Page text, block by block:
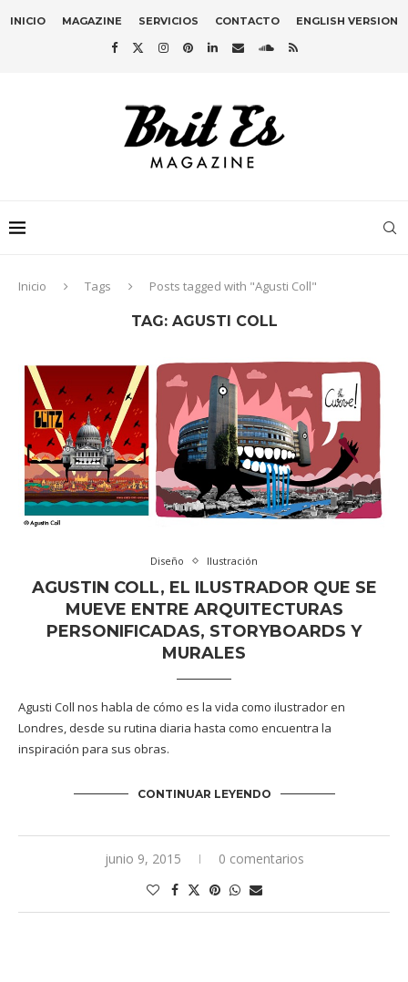
INICIO MAGAZINE SERVICIOS CONTACTO ENGLISH VERSION
Inicio Tags Posts tagged with "Agusti Coll"
TAG: AGUSTI COLL
Diseño Ilustración
AGUSTIN COLL, EL ILUSTRADOR QUE SE
MUEVE ENTRE ARQUITECTURAS
PERSONIFICADAS, STORYBOARDS Y
MURALES
Agusti Coll nos habla de cómo es la vida como ilustrador en
Londres, desde su rutina diaria hasta como encuentra la
inspiración para sus obras.
CONTINUAR LEYENDO
junio 9, 2015 0 comentarios